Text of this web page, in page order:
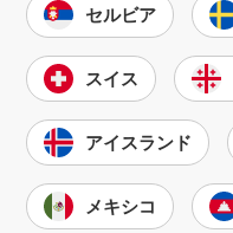
セルビア
スイス
アイスランド
メキシコ